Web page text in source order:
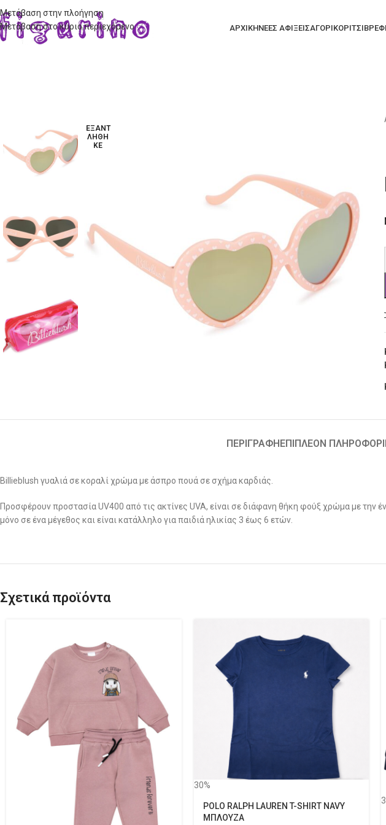
Μετάβαση στην πλοήγηση
Μετάβαση στο κύριο περιεχόμενο
ΑΡΧΙΚΗΝΕΕΣ ΑΦΙΞΕΙΣΑΓΟΡΙΚΟΡΙΤΣΙ
ΕΞΑΝΤ
ΛΉΘΗ
ΚΕ
ΠΕΡΙΓΡΑΦΉ ΕΠΙΠΛΈΟΝ
Billieblush γυαλιά σε κοραλί χρώμα με άσπρο πουά σε σχήμα καρδιάς.
Προσφέρουν προστασία UV400 από τις ακτίνες UVA, είναι σε διάφανη θήκη φούξ χρώμα με την
μόνο σε ένα μέγεθος και είναι κατάλληλο για παιδιά ηλικίας 3 έως 6 ετών.
Σχετικά προϊόντα
30%
POLO RALPH LAUREN T-SHIRT NAVY
ΜΠΛΟΥΖΑ